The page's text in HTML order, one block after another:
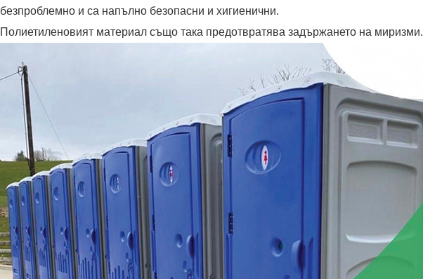
безпроблемно и са напълно безопасни и хигиенични.
Полиетиленовият материал също така предотвратява задържането на миризми.